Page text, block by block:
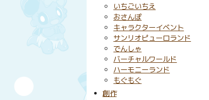
いちごいちえ
おさんぽ
キャラクターイベント
サンリオピューロランド
でんしゃ
バーチャルワールド
ハーモニーランド
もぐもぐ
創作